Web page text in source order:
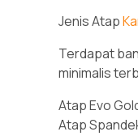
Jenis Atap
Terdapat
minimalis
Atap Evo
Atap